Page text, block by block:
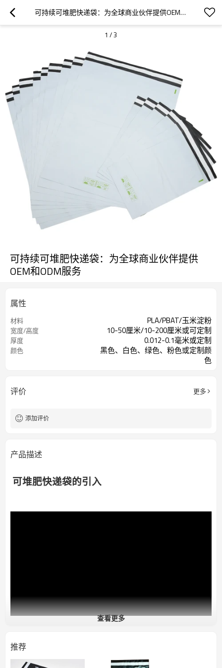
可持续可堆肥快递袋：为全球商业伙伴提供OEM和ODM服务
1 /3
可持续可堆肥快递袋：为全球商业伙伴提供
OEM和ODM服务
属性
材料 PLA/PBAT/玉米淀粉
宽度/高度 10-50厘米/10-200厘米或可定制
厚度 0.012-0.1毫米或定制
颜色
黑色、白色、绿色、粉色或定制颜
色
评价 更多
添加评价
产品描述
可堆肥快递袋的引入
优质可堆肥
查看更多
推荐